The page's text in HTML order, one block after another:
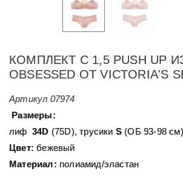
КОМПЛЕКТ С 1,5 PUSH UP
OBSESSED ОТ VICTORIA'S
Артикул 07974
Размеры:
лиф 34D (75D), трусики S(ОБ 93-98 см)
Цвет:бежевый
Материал: полиамид/эластан